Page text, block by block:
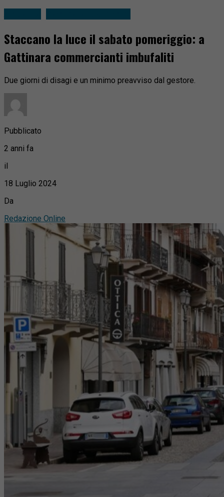
Staccano la luce il sabato pomeriggio: a
Gattinara commercianti imbufaliti
Due giorni di disagi e un minimo preavviso dal gestore.
Pubblicato
2 anni fa
il
18 Luglio 2024
Da
Redazione Online